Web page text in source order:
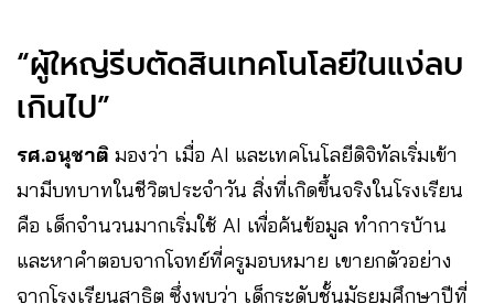
“ผู้ใหญ่รีบตัดสินเทคโนโลยีในแง่ลบ
เกินไป”
รศ.อนุชาติ มองว่า เมื่อ AI และเทคโนโลยีดิจิทัลเริ่มเข้า
มามีบทบาทในชีวิตประจำวัน สิ่งที่เกิดขึ้นจริงในโรงเรียน
คือ เด็กจำนวนมากเริ่มใช้ AI เพื่อค้นข้อมูล ทำการบ้าน
และหาคำตอบจากโจทย์ที่ครูมอบหมาย เขายกตัวอย่าง
จากโรงเรียนสาธิต ซึ่งพบว่า เด็กระดับชั้นมัธยมศึกษาปีที่